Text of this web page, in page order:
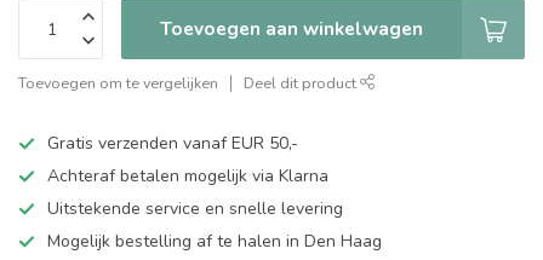
Toevoegen aan winkelwagen
Toevoegen om te vergelijken Deel dit product
Gratis verzenden vanaf EUR 50,-
Achteraf betalen mogelijk via Klarna
Uitstekende service en snelle levering
Mogelijk bestelling af te halen in Den Haag